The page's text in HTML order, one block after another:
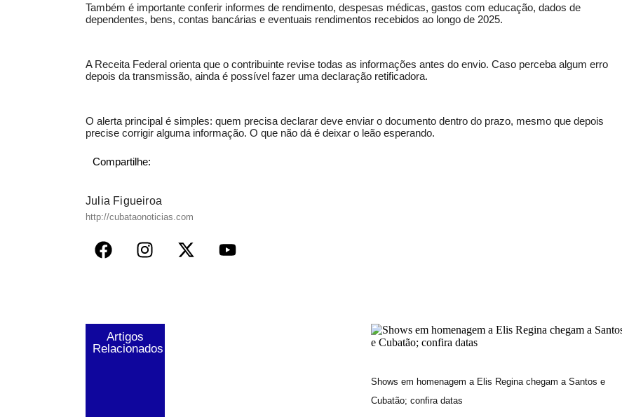
Também é importante conferir informes de rendimento, despesas médicas, gastos com educação, dados de
dependentes, bens, contas bancárias e eventuais rendimentos recebidos ao longo de 2025.
A Receita Federal orienta que o contribuinte revise todas as informações antes do envio. Caso perceba algum erro
depois da transmissão, ainda é possível fazer uma declaração retificadora.
O alerta principal é simples: quem precisa declarar deve enviar o documento dentro do prazo, mesmo que depois
precise corrigir alguma informação. O que não dá é deixar o leão esperando.
Compartilhe:
Julia Figueiroa
http://cubataonoticias.com
Artigos
Relacionados
Shows em homenagem a Elis Regina chegam a Santos e
Cubatão; confira datas